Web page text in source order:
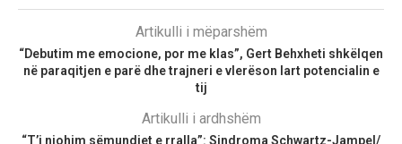
Artikulli i mëparshëm
“Debutim me emocione, por me klas”, Gert Behxheti shkëlqen
në paraqitjen e parë dhe trajneri e vlerëson lart potencialin e
tij
Artikulli i ardhshëm
“T’i njohim sëmundjet e rralla”: Sindroma Schwartz-Jampel/